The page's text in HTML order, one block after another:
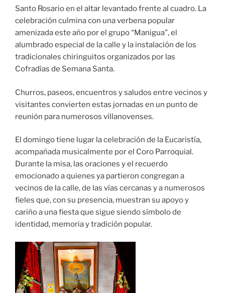
Santo Rosario en el altar levantado frente al cuadro. La
celebración culmina con una verbena popular
amenizada este año por el grupo “Manigua”, el
alumbrado especial de la calle y la instalación de los
tradicionales chiringuitos organizados por las
Cofradías de Semana Santa.
Churros, paseos, encuentros y saludos entre vecinos y
visitantes convierten estas jornadas en un punto de
reunión para numerosos villanovenses.
El domingo tiene lugar la celebración de la Eucaristía,
acompañada musicalmente por el Coro Parroquial.
Durante la misa, las oraciones y el recuerdo
emocionado a quienes ya partieron congregan a
vecinos de la calle, de las vías cercanas y a numerosos
fieles que, con su presencia, muestran su apoyo y
cariño a una fiesta que sigue siendo símbolo de
identidad, memoria y tradición popular.